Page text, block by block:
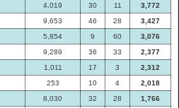
4,019 30 11
3,772
9,653 46 28
3,427
5,854 9 60
3,076
9,289 36 33
2,377
1,011 17 3
2,312
253 10 4
2,018
8,030 32 28
1,766